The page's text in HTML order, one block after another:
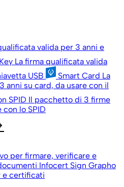
valida per 3 anni e
La firma qualificata valida
USB
Smart Card La
anni su card, da usare con il
SPID Il pacchetto di 3 firme
lo SPID
per firmare, verificare e
Infocert Sign Grapho
e certificati